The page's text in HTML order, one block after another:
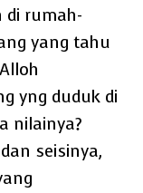
di rumah-
yang tahu
yng duduk di
nilainya?
seisinya,